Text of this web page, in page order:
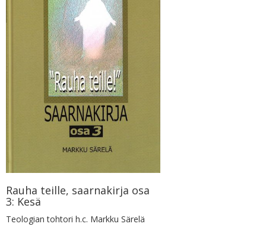
Rauha teille, saarnakirja osa
3: Kesä
Teologian tohtori h.c. Markku Särelä